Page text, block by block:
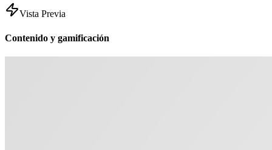
Vista Previa
Contenido y gamificación